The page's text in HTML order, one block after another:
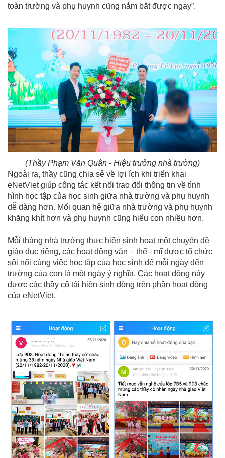
toàn trường và phụ huynh cũng nắm bắt được ngay”.
(Thầy Phạm Văn Quân - Hiệu trưởng nhà trường)
Ngoài ra, thầy cũng chia sẻ về lợi ích khi triển khai
eNetViet giúp công tác kết nối trao đổi thông tin về tình
hình học tập của học sinh giữa nhà trường và phụ huynh
dễ dàng hơn. Mối quan hệ giữa nhà trường và phụ huynh
khăng khít hơn và phụ huynh cũng hiểu con nhiều hơn.
Mỗi tháng nhà trường thực hiện sinh hoạt một chuyên đề
giáo dục riêng, các hoạt động văn – thể - mĩ được tổ chức
sôi nổi cùng việc học tập của học sinh để mỗi ngày đến
trường của con là một ngày ý nghĩa. Các hoạt động này
được các thầy cô tái hiện sinh động trên phần hoạt động
của eNetViet.